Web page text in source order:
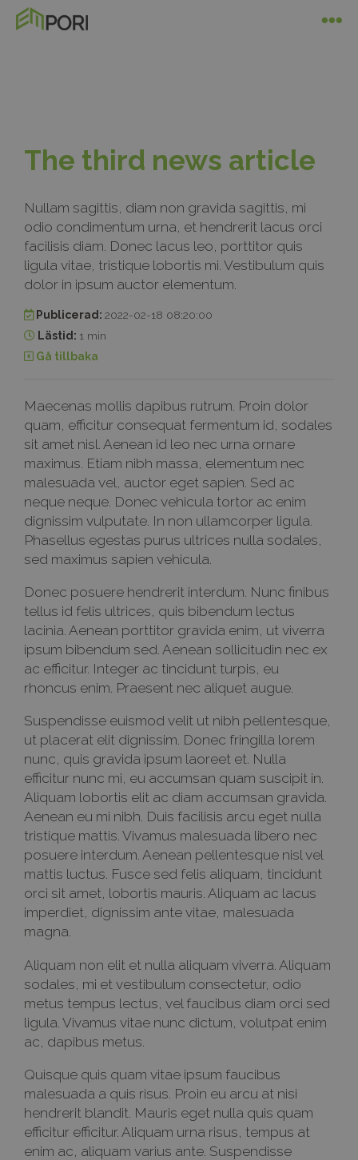
The third news article
Nullam sagittis, diam non gravida sagittis, mi
odio condimentum urna, et hendrerit lacus orci
facilisis diam. Donec lacus leo, porttitor quis
ligula vitae, tristique lobortis mi. Vestibulum quis
dolor in ipsum auctor elementum.
Publicerad: 2022-02-18 08:20:00
Lästid: 1 min
Gå tillbaka
Maecenas mollis dapibus rutrum. Proin dolor
quam, efficitur consequat fermentum id, sodales
sit amet nisl. Aenean id leo nec urna ornare
maximus. Etiam nibh massa, elementum nec
malesuada vel, auctor eget sapien. Sed ac
neque neque. Donec vehicula tortor ac enim
dignissim vulputate. In non ullamcorper ligula.
Phasellus egestas purus ultrices nulla sodales,
sed maximus sapien vehicula.
Donec posuere hendrerit interdum. Nunc finibus
tellus id felis ultrices, quis bibendum lectus
lacinia. Aenean porttitor gravida enim, ut viverra
ipsum bibendum sed. Aenean sollicitudin nec ex
ac efficitur. Integer ac tincidunt turpis, eu
rhoncus enim. Praesent nec aliquet augue.
Suspendisse euismod velit ut nibh pellentesque,
ut placerat elit dignissim. Donec fringilla lorem
nunc, quis gravida ipsum laoreet et. Nulla
efficitur nunc mi, eu accumsan quam suscipit in.
Aliquam lobortis elit ac diam accumsan gravida.
Aenean eu mi nibh. Duis facilisis arcu eget nulla
tristique mattis. Vivamus malesuada libero nec
posuere interdum. Aenean pellentesque nisl vel
mattis luctus. Fusce sed felis aliquam, tincidunt
orci sit amet, lobortis mauris. Aliquam ac lacus
imperdiet, dignissim ante vitae, malesuada
magna.
Aliquam non elit et nulla aliquam viverra. Aliquam
sodales, mi et vestibulum consectetur, odio
metus tempus lectus, vel faucibus diam orci sed
ligula. Vivamus vitae nunc dictum, volutpat enim
ac, dapibus metus.
Quisque quis quam vitae ipsum faucibus
malesuada a quis risus. Proin eu arcu at nisi
hendrerit blandit. Mauris eget nulla quis quam
efficitur efficitur. Aliquam urna risus, tempus at
enim ac, aliquam varius ante. Suspendisse